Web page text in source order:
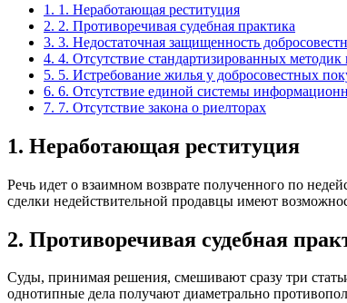
1. 1. Неработающая реституция
2. 2. Противоречивая судебная практика
3. 3. Недостаточная защищенность
4. 4. Отсутствие стандартизированных
5. 5. Истребование жилья у добросовестных
6. 6. Отсутствие единой системы
7. 7. Отсутствие закона о риелторах
1. Неработающая реституция
Речь идет о взаимном возврате полученного по
сделки недействительной продавцы имеют
2. Противоречивая судебная
Суды, принимая решения, смешивают сразу три
однотипные дела получают диаметрально